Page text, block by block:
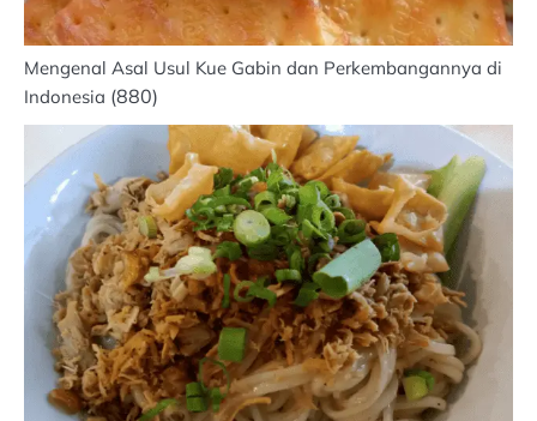
Mengenal Asal Usul Kue Gabin dan Perkembangannya di
Indonesia (880)